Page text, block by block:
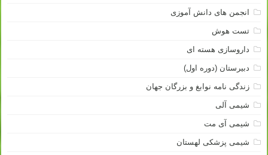
انجمن های دانش آموزی
تست هوش
داروسازی هسته ای
دبیرستان (دوره اول)
زندگی نامه نوابغ و بزرگان جهان
شیمی آلی
شیمی آی مت
شیمی پزشکی لهستان